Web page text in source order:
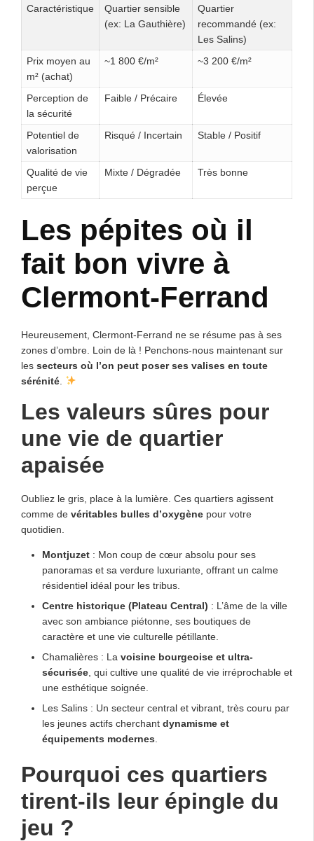
Caractéristique
Quartier sensible
(ex: La Gauthière)
Quartier
recommandé (ex:
Les Salins)
Prix moyen au
m² (achat)
~1 800 €/m² ~3 200 €/m²
Perception de
la sécurité
Faible / Précaire Élevée
Potentiel de
valorisation
Risqué / Incertain Stable / Positif
Qualité de vie
perçue
Mixte / Dégradée Très bonne
Les pépites où il
fait bon vivre à
Clermont-Ferrand
Heureusement, Clermont-Ferrand ne se résume pas à ses
zones d’ombre. Loin de là ! Penchons-nous maintenant sur
les secteurs où l’on peut poser ses valises en toute
sérénité
Les valeurs sûres pour
une vie de quartier
apaisée
Oubliez le gris, place à la lumière. Ces quartiers agissent
comme de véritables bulles d’oxygène pour votre
quotidien.
Montjuzet : Mon coup de cœur absolu pour ses
panoramas et sa verdure luxuriante, offrant un calme
résidentiel idéal pour les tribus.
Centre historique (Plateau Central) : L’âme de la ville
avec son ambiance piétonne, ses boutiques de
caractère et une vie culturelle pétillante.
Chamalières : La voisine bourgeoise et ultra-
sécurisée , qui cultive une qualité de vie irréprochable et
une esthétique soignée.
Les Salins : Un secteur central et vibrant, très couru par
les jeunes actifs cherchant dynamisme et
équipements modernes
Pourquoi ces quartiers
tirent-ils leur épingle du
jeu ?